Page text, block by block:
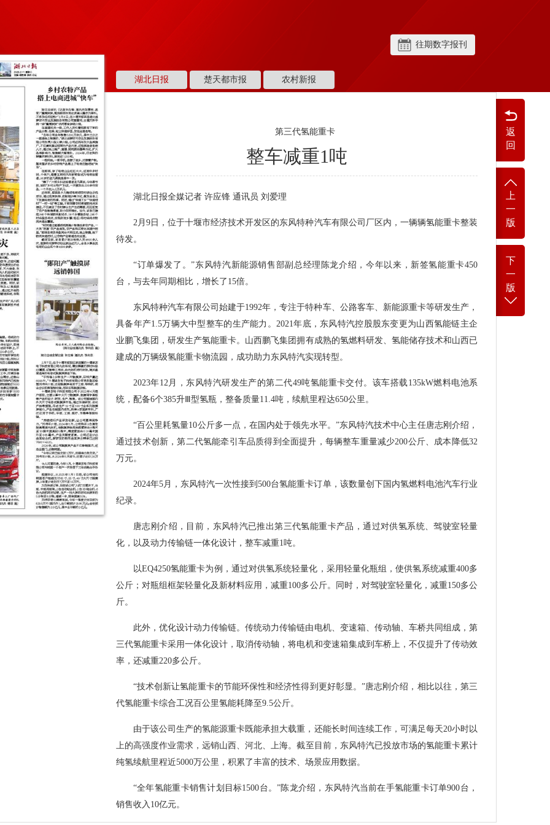
往期数字报刊
返
回
上
一
版
下
一
版
湖北日报 楚天都市报 农村新报
第三代氢能重卡
整车减重1吨
湖北日报全媒记者 许应锋 通讯员 刘爱理
2月9日，位于十堰市经济技术开发区的东风特种汽车有限公司厂区内，一辆辆氢能重卡整装
待发。
“订单爆发了。”东风特汽新能源销售部副总经理陈龙介绍，今年以来，新签氢能重卡450
台，与去年同期相比，增长了15倍。
东风特种汽车有限公司始建于1992年，专注于特种车、公路客车、新能源重卡等研发生产，
具备年产1.5万辆大中型整车的生产能力。2021年底，东风特汽控股股东变更为山西氢能链主企
业鹏飞集团，研发生产氢能重卡。山西鹏飞集团拥有成熟的氢燃料研发、氢能储存技术和山西已
建成的万辆级氢能重卡物流园，成功助力东风特汽实现转型。
2023年12月，东风特汽研发生产的第二代49吨氢能重卡交付。该车搭载135kW燃料电池系
统，配备6个385升Ⅲ型氢瓶，整备质量11.4吨，续航里程达650公里。
“百公里耗氢量10公斤多一点，在国内处于领先水平。”东风特汽技术中心主任唐志刚介绍，
通过技术创新，第二代氢能牵引车品质得到全面提升，每辆整车重量减少200公斤、成本降低32
万元。
2024年5月，东风特汽一次性接到500台氢能重卡订单，该数量创下国内氢燃料电池汽车行业
纪录。
唐志刚介绍，目前，东风特汽已推出第三代氢能重卡产品，通过对供氢系统、驾驶室轻量
化，以及动力传输链一体化设计，整车减重1吨。
以EQ4250氢能重卡为例，通过对供氢系统轻量化，采用轻量化瓶组，使供氢系统减重400多
公斤；对瓶组框架轻量化及新材料应用，减重100多公斤。同时，对驾驶室轻量化，减重150多公
斤。
此外，优化设计动力传输链。传统动力传输链由电机、变速箱、传动轴、车桥共同组成，第
三代氢能重卡采用一体化设计，取消传动轴，将电机和变速箱集成到车桥上，不仅提升了传动效
率，还减重220多公斤。
“技术创新让氢能重卡的节能环保性和经济性得到更好彰显。”唐志刚介绍，相比以往，第三
代氢能重卡综合工况百公里氢能耗降至9.5公斤。
由于该公司生产的氢能源重卡既能承担大载重，还能长时间连续工作，可满足每天20小时以
上的高强度作业需求，远销山西、河北、上海。截至目前，东风特汽已投放市场的氢能重卡累计
纯氢续航里程近5000万公里，积累了丰富的技术、场景应用数据。
“全年氢能重卡销售计划目标1500台。”陈龙介绍，东风特汽当前在手氢能重卡订单900台，
销售收入10亿元。